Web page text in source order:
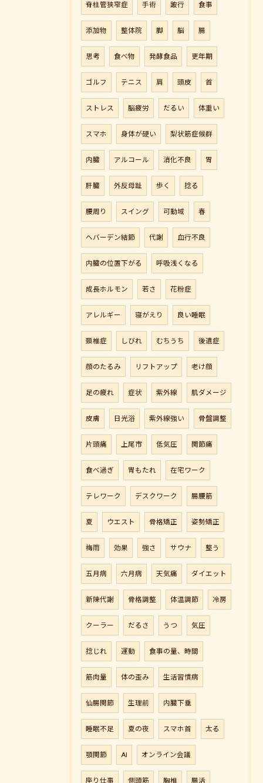
脊柱管狭窄症 手術 跛行 食事
添加物 整体院 脚 脳 腸
思考 食べ物 発酵食品 更年期
ゴルフ テニス 肩 頭皮 首
ストレス 脳疲労 だるい 体重い
スマホ 身体が硬い 梨状筋症候群
内臓 アルコール 消化不良 胃
肝臓 外反母趾 歩く 捻る
腰周り スイング 可動域 春
へバーデン結節 代謝 血行不良
内臓の位置下がる 呼吸浅くなる
成長ホルモン 若さ 花粉症
アレルギー 寝がえり 良い睡眠
頚椎症 しびれ むちうち 後遺症
顔のたるみ リフトアップ 老け顔
足の疲れ 症状 紫外線 肌ダメージ
皮膚 日光浴 紫外線強い 骨盤調整
片頭痛 上尾市 低気圧 関節痛
食べ過ぎ 胃もたれ 在宅ワーク
テレワーク デスクワーク 腸腰筋
夏 ウエスト 骨格矯正 姿勢矯正
梅雨 効果 強さ サウナ 整う
五月病 六月病 天気痛 ダイエット
新陳代謝 骨格調整 体温調節 冷房
クーラー だるさ うつ 気圧
捻じれ 運動 食事の量、時間
筋肉量 体の歪み 生活習慣病
仙腸関節 生理前 内臓下垂
睡眠不足 夏の夜 スマホ首 太る
顎関節 AI オンライン会議
座り仕事 側頭筋 胸椎 腸活
ご予約はこちら